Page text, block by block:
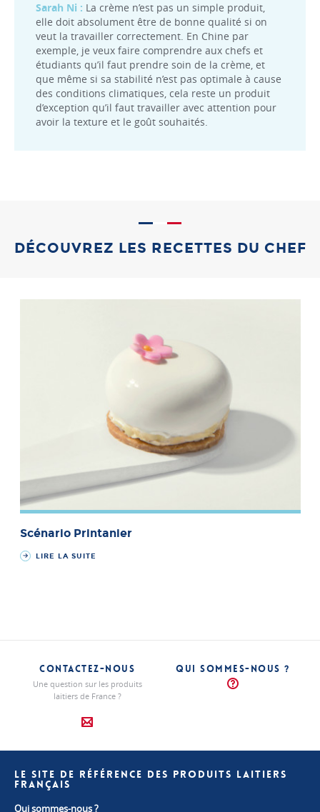
Sarah Ni : La crème n’est pas un simple produit,
elle doit absolument être de bonne qualité si on
veut la travailler correctement. En Chine par
exemple, je veux faire comprendre aux chefs et
étudiants qu’il faut prendre soin de la crème, et
que même si sa stabilité n’est pas optimale à cause
des conditions climatiques, cela reste un produit
d’exception qu’il faut travailler avec attention pour
avoir la texture et le goût souhaités.
DÉCOUVREZ LES RECETTES DU CHEF
Scénario Printanier
LIRE LA SUITE
CONTACTEZ-NOUS
Une question sur les produits
laitiers de France ?
QUI SOMMES-NOUS ?
LE SITE DE RÉFÉRENCE DES PRODUITS LAITIERS
FRANÇAIS
Qui sommes-nous ?